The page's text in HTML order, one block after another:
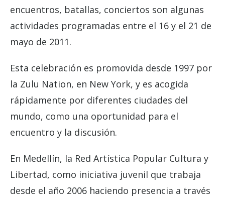
encuentros, batallas, conciertos son algunas
actividades programadas entre el 16 y el 21 de
mayo de 2011.
Esta celebración es promovida desde 1997 por
la Zulu Nation, en New York, y es acogida
rápidamente por diferentes ciudades del
mundo, como una oportunidad para el
encuentro y la discusión.
En Medellín, la Red Artística Popular Cultura y
Libertad, como iniciativa juvenil que trabaja
desde el año 2006 haciendo presencia a través